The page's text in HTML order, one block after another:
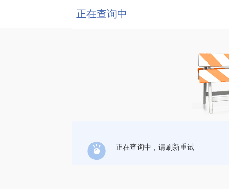
正在查询中
正在查询中，请刷新重试